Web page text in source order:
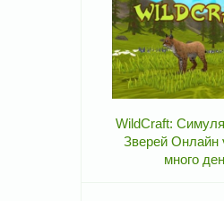
WildCraft:
Зверей Онлайн
много